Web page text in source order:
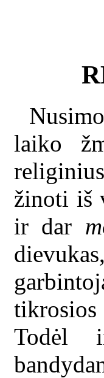
laiko
žinoti iš
ir dar
Todėl